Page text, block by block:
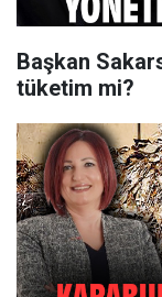
Başkan
tüketim mi?